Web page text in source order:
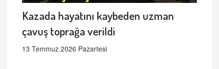
Kazada hayatını kaybeden uzman
çavuş toprağa verildi
13 Temmuz 2026 Pazartesi